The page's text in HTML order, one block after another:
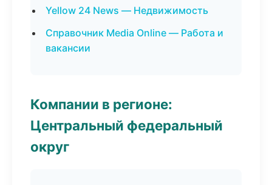
Yellow 24 News — Недвижимость
Справочник Media Online — Работа и
вакансии
Компании в регионе:
Центральный федеральный
округ